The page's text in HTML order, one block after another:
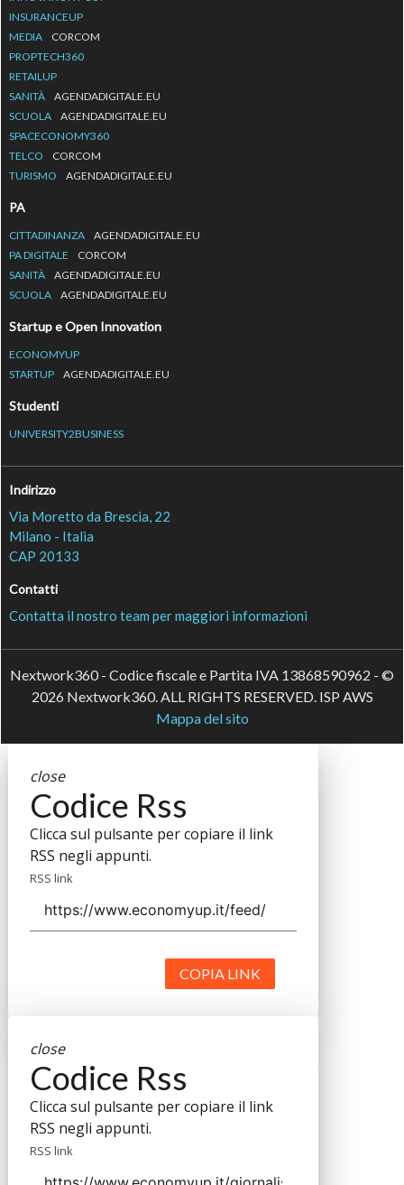
INSURANCEUP
MEDIA
CORCOM
PROPTECH360
RETAILUP
SANITÀ
AGENDADIGITALE.EU
SCUOLA
AGENDADIGITALE.EU
SPACECONOMY360
TELCO
CORCOM
TURISMO
AGENDADIGITALE.EU
PA
CITTADINANZA
AGENDADIGITALE.EU
PA DIGITALE
CORCOM
SANITÀ
AGENDADIGITALE.EU
SCUOLA
AGENDADIGITALE.EU
Startup e Open Innovation
ECONOMYUP
STARTUP
AGENDADIGITALE.EU
Studenti
UNIVERSITY2BUSINESS
Indirizzo
Via Moretto da Brescia, 22
Milano - Italia
CAP 20133
Contatti
Contatta il nostro team per maggiori informazioni
Nextwork360 - Codice fiscale e Partita IVA 13868590962 - ©
2026 Nextwork360. ALL RIGHTS RESERVED. ISP AWS
Mappa del sito
close
Codice Rss
Clicca sul pulsante per copiare il link
RSS negli appunti.
RSS link
COPIA LINK
close
Codice Rss
Clicca sul pulsante per copiare il link
RSS negli appunti.
RSS link